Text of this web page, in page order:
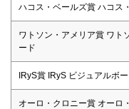
ハコス・ベールズ賞 ハコス
ワトソン・アメリア賞 ワト
ード
IRyS賞 IRyS ビジュアルボ
オーロ・クロニー賞 オーロ